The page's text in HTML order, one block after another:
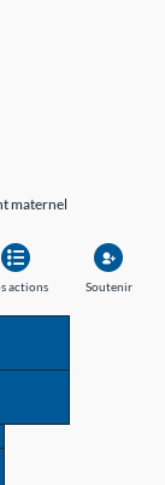
maternel
actions Soutenir